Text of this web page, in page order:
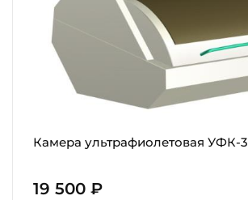
Камера ультрафиолетовая УФК-3
19 500 ₽